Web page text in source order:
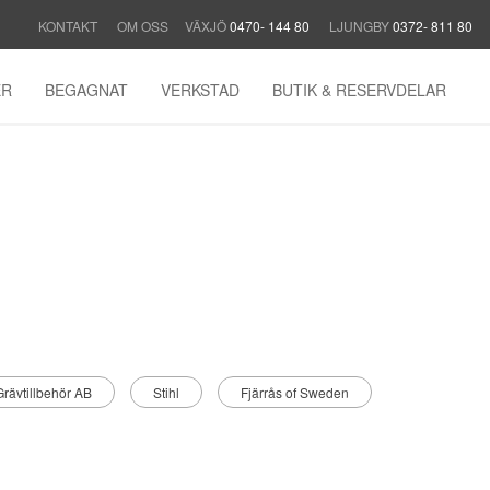
KONTAKT OM OSS VÄXJÖ0470- 144 80 LJUNGBY0372- 811 80
BEGAGNAT VERKSTAD BUTIK & RESERVDELAR
AB Stihl Fjärrås of Sweden